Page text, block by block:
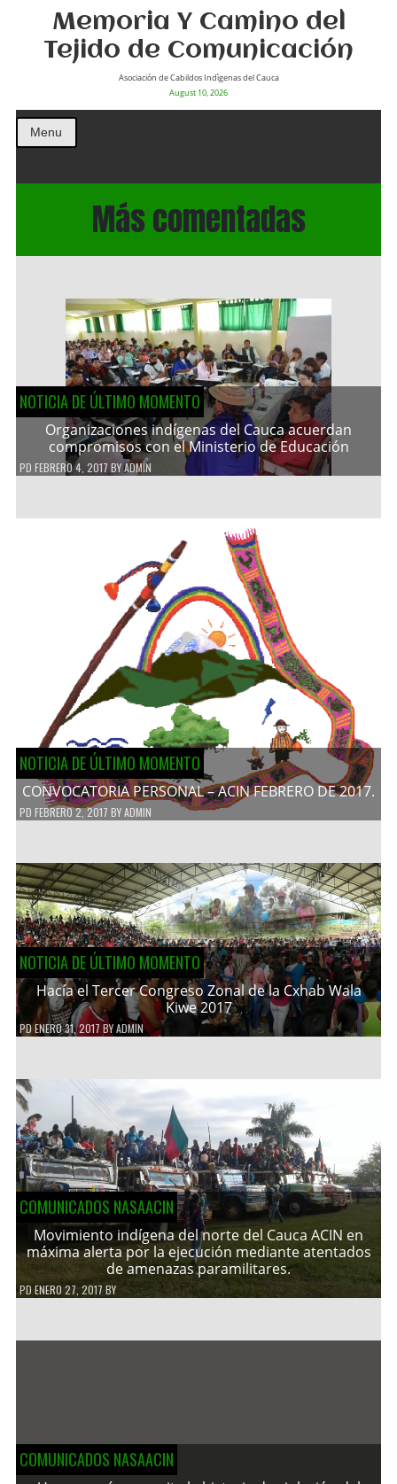
Memoria Y Camino del
Tejido de Comunicación
Asociación de Cabildos Indìgenas del Cauca
August 10, 2026
Menu
Más comentadas
NOTICIA DE ÚLTIMO MOMENTO
Organizaciones indígenas del Cauca acuerdan
compromisos con el Ministerio de Educación
PD FEBRERO 4, 2017 BYADMIN
NOTICIA DE ÚLTIMO MOMENTO
CONVOCATORIA PERSONAL – ACIN FEBRERO DE 2017.
PD FEBRERO 2, 2017 BYADMIN
NOTICIA DE ÚLTIMO MOMENTO
Hacía el Tercer Congreso Zonal de la Cxhab Wala
Kiwe 2017
PDENERO 31, 2017 BYADMIN
COMUNICADOS NASAACIN
Movimiento indígena del norte del Cauca ACIN en
máxima alerta por la ejecución mediante atentados
de amenazas paramilitares.
PDENERO 27, 2017 BY
COMUNICADOS NASAACIN